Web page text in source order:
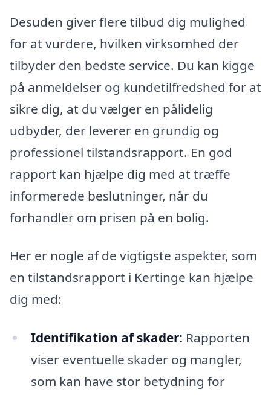
Desuden giver flere tilbud dig mulighed
for at vurdere, hvilken virksomhed der
tilbyder den bedste service. Du kan kigge
på anmeldelser og kundetilfredshed for at
sikre dig, at du vælger en pålidelig
udbyder, der leverer en grundig og
professionel tilstandsrapport. En god
rapport kan hjælpe dig med at træffe
informerede beslutninger, når du
forhandler om prisen på en bolig.
Her er nogle af de vigtigste aspekter, som
en tilstandsrapport i Kertinge kan hjælpe
dig med:
Identifikation af skader: Rapporten
viser eventuelle skader og mangler,
som kan have stor betydning for